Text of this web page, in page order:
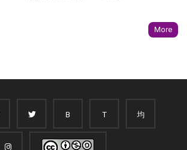
More
B T 均